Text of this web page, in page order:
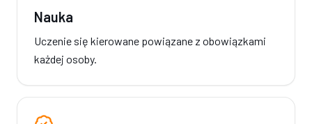
Nauka
Uczenie się kierowane powiązane z obowiązkami
każdej osoby.